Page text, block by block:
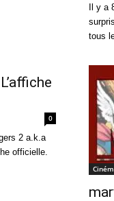
Il y
tous
0
2 a.k.a
officielle.